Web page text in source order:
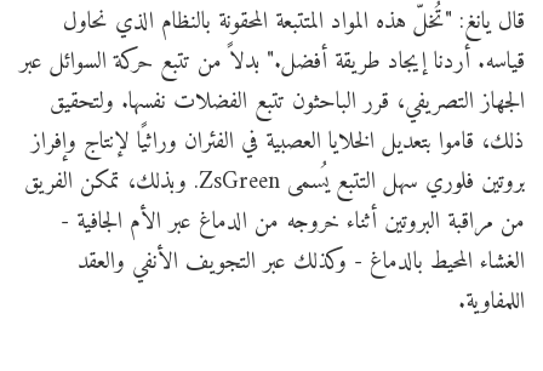
قال يانغ: "تُخلّ هذه المواد المتتبعة المحقونة بالنظام الذي نحاول
قياسه. أردنا إيجاد طريقة أفضل." بدلاً من تتبع حركة السوائل عبر
الجهاز التصريفي، قرر الباحثون تتبع الفضلات نفسها. ولتحقيق
ذلك، قاموا بتعديل الخلايا العصبية في الفئران وراثيًا لإنتاج وإفراز
بروتين فلوري سهل التتبع يُسمى ZsGreen. وبذلك، تمكن الفريق
من مراقبة البروتين أثناء خروجه من الدماغ عبر الأم الجافية -
الغشاء المحيط بالدماغ - وكذلك عبر التجويف الأنفي والعقد
اللمفاوية.